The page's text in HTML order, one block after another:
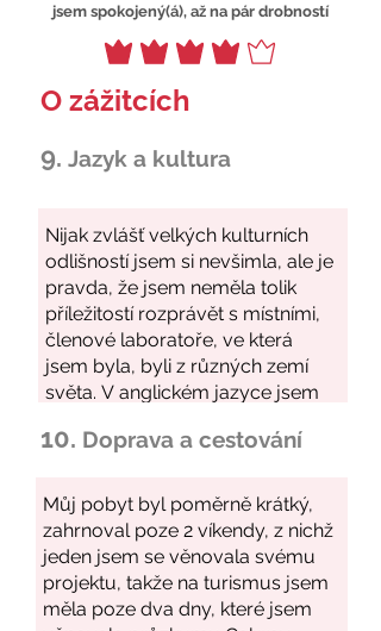
jsem spokojený(á), až na pár drobností
O zážitcích
9. Jazyk a kultura
10. Doprava a cestování